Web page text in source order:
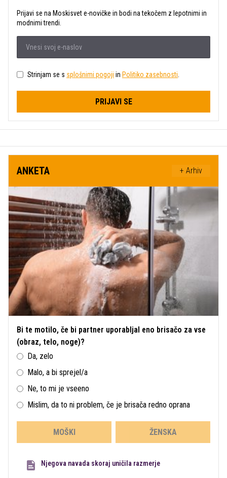
Prijavi se na Moskisvet e-novičke in bodi na tekočem z lepotnimi in
modnimi trendi.
Strinjam se s splošnimi pogoji in Politiko zasebnosti
PRIJAVI SE
ANKETA + Arhiv
Bi te motilo, če bi partner uporabljal eno brisačo za vse
(obraz, telo, noge)?
Da, zelo
Malo, a bi sprejel/a
Ne, to mi je vseeno
Mislim, da to ni problem, če je brisača redno oprana
MOŠKI ŽENSKA
Njegova navada skoraj uničila razmerje